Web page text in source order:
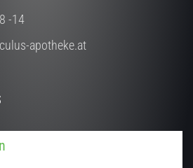
-14
apotheke.at